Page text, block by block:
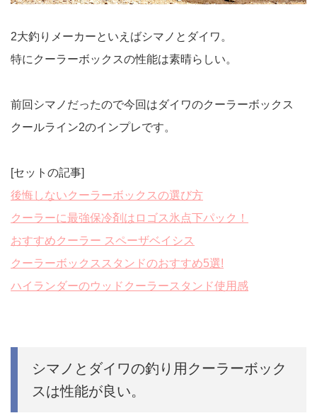
2大釣りメーカーといえばシマノとダイワ。
特にクーラーボックスの性能は素晴らしい。
前回シマノだったので今回はダイワのクーラーボックス
クールライン2のインプレです。
[セットの記事]
後悔しないクーラーボックスの選び方
クーラーに最強保冷剤はロゴス氷点下パック！
おすすめクーラー スペーザベイシス
クーラーボックススタンドのおすすめ5選!
ハイランダーのウッドクーラースタンド使用感
シマノとダイワの釣り用クーラーボック
スは性能が良い。